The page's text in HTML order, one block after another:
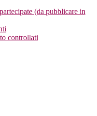
(da pubblicare in
controllati